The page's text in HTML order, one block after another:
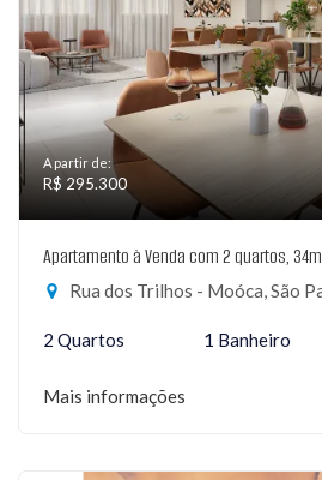
A partir de:
R$ 295.300
Apartamento à Venda com 2 quartos,
Rua dos Trilhos - Moóca, São
2 Quartos 1 Banheiro
Mais informações